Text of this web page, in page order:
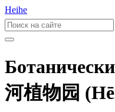
Heihe
河植物园